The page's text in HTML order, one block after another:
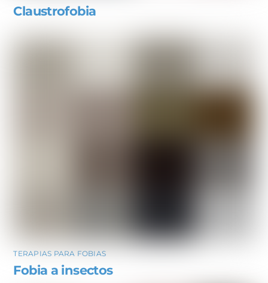
Claustrofobia
TERAPIAS PARA FOBIAS
Fobia a insectos